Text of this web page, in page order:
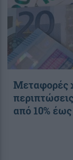
Μεταφορές
από 10% έως